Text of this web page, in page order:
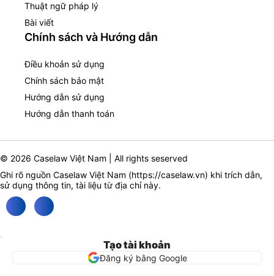
Thuật ngữ pháp lý
Bài viết
Chính sách và Hướng dẫn
Điều khoản sử dụng
Chính sách bảo mật
Hướng dẫn sử dụng
Hướng dẫn thanh toán
© 2026 Caselaw Việt Nam | All rights seserved
Ghi rõ nguồn Caselaw Việt Nam (https://caselaw.vn) khi trích dẫn,
sử dụng thông tin, tài liệu từ địa chỉ này.
Tạo tài khoản
Đăng ký bằng Google